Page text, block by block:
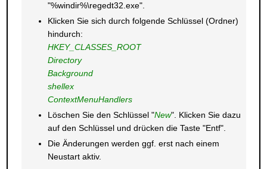
"%windir%\regedt32.exe".
Klicken Sie sich durch folgende Schlüssel (Ordner)
hindurch:
HKEY_CLASSES_ROOT
Directory
Background
shellex
ContextMenuHandlers
Löschen Sie den Schlüssel "New". Klicken Sie dazu
auf den Schlüssel und drücken die Taste "Entf".
Die Änderungen werden ggf. erst nach einem
Neustart aktiv.